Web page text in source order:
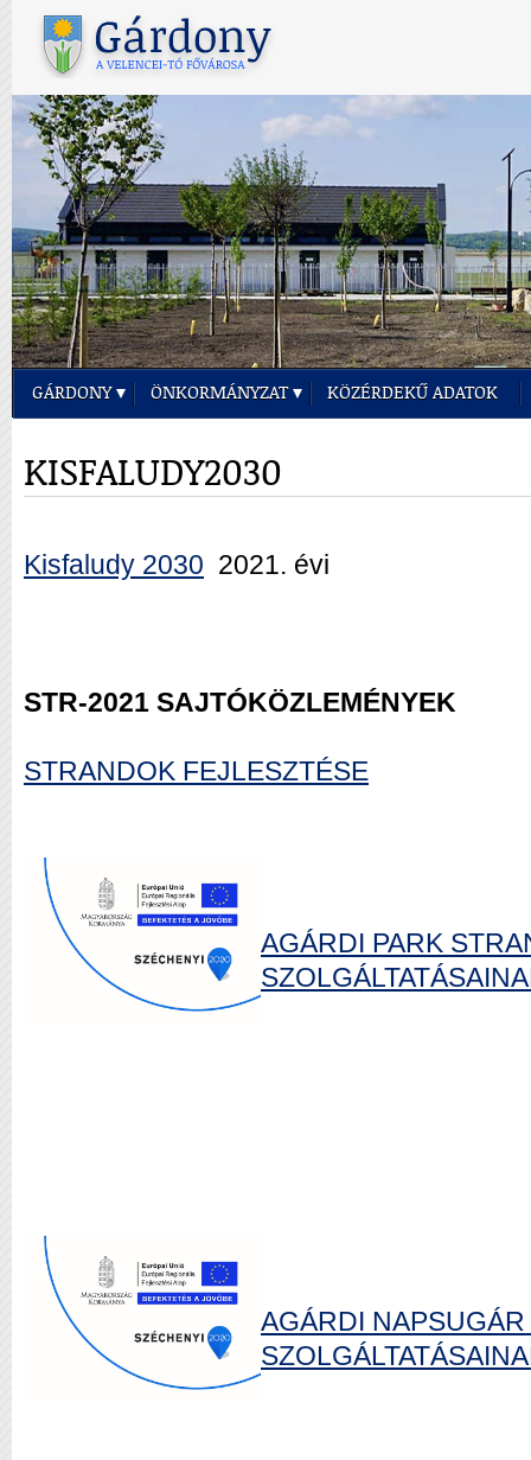
GÁRDONY ÖNKORMÁNYZAT KÖZÉRDEKŰ ADATOK
KISFALUDY2030
Kisfaludy 2030 2021. évi
STR-2021 SAJTÓKÖZLEMÉNYEK
STRANDOK FEJLESZTÉSE
AGÁRDI PARK
AGÁRDI